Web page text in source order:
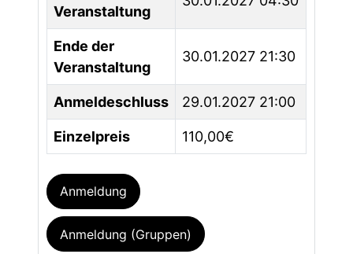
Veranstaltung
Ende der
Veranstaltung
30.01.2027 21:30
Anmeldeschluss 29.01.2027 21:00
Einzelpreis 110,00€
Anmeldung
Anmeldung (Gruppen)